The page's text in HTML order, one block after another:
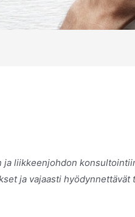
liikkeenjohdon
ja vajaasti hyödynnettävät